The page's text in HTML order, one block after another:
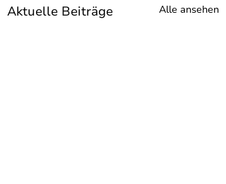
Aktuelle Beiträge Alle ansehen